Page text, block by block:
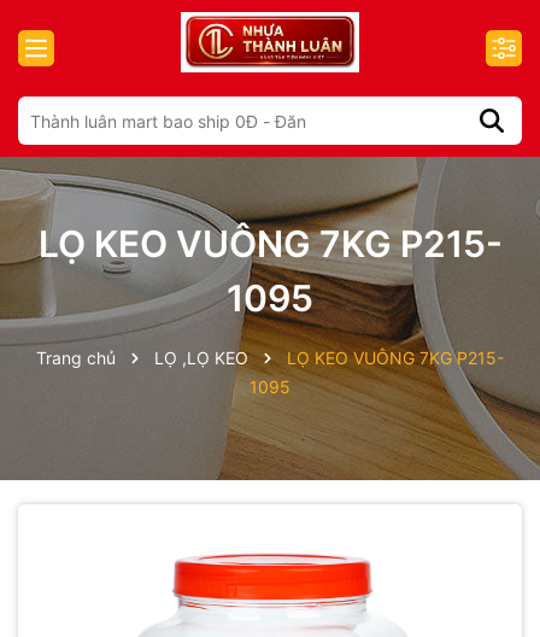
LỌ KEO VUÔNG 7KG P215-
1095
Trang chủ LỌ ,LỌ KEO
LỌ KEO VUÔNG 7KG P215-
1095